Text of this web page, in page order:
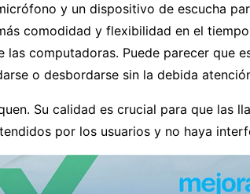
y un dispositivo de escucha
comodidad y flexibilidad en el
las computadoras. Puede parecer que
o desbordarse sin la debida
Su calidad es crucial para que las
por los usuarios y no haya